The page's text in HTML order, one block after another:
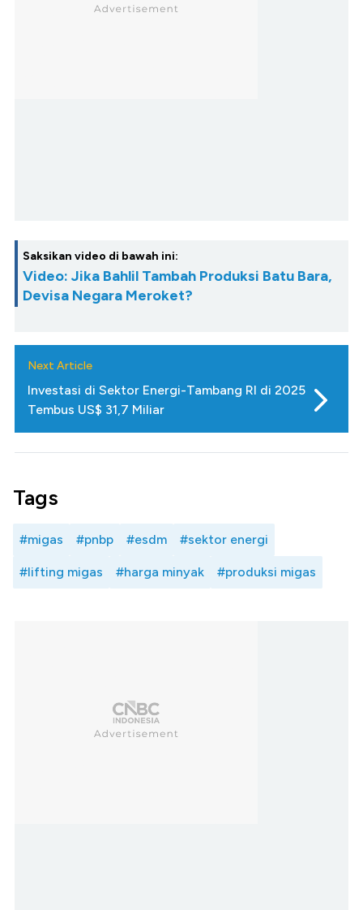
Saksikan video di bawah ini:
Video: Jika Bahlil Tambah Produksi Batu Bara,
Devisa Negara Meroket?
Next Article
Investasi di Sektor Energi-Tambang RI di 2025
Tembus US$ 31,7 Miliar
Tags
#migas #pnbp #esdm #sektor energi
#lifting migas #harga minyak #produksi migas